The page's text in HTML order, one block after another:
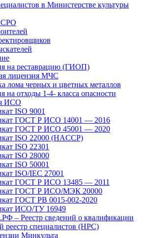
в Министерстве культуры
СРО
на реставрацию (ГИОП)
лицензия МЧС
лома черных и цветных металлов
на отходы 1-4- класса опасности
ИСО
ISO 9001
ГОСТ Р ИСО 14001 — 2016
ГОСТ Р ИСО 45001 — 2020
ISO 22000 (HACCP)
ISO 22301
ISO 28000
ISO 50001
ISO/IEC 27001
ГОСТ Р ИСО 13485 — 2011
ГОСТ Р ИСО/МЭК 20000
ГОСТ РВ 0015-002-2020
ИСО/ТУ 16949
– Реестр сведений о квалификации
реестр специалистов (НРС)
Минкульта